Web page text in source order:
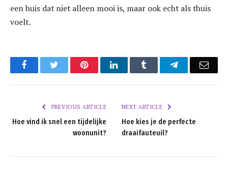
een huis dat niet alleen mooi is, maar ook echt als thuis
voelt.
FacebookTwitter PinterestLinkedIn Tumblr Telegram
PREVIOUS ARTICLE
Hoe vind ik snel een tijdelijke
woonunit?
NEXT ARTICLE
Hoe kies je de perfecte
draaifauteuil?